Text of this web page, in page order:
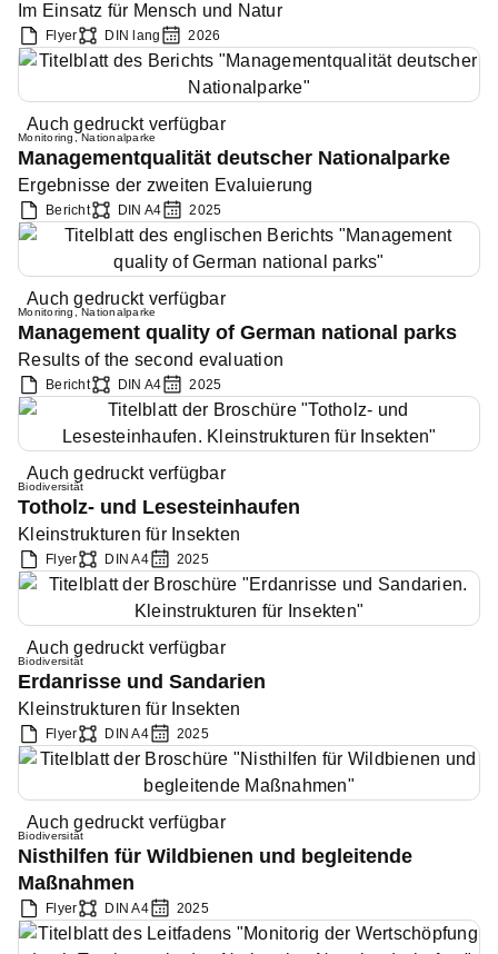
Im Einsatz für Mensch und Natur
Flyer DIN lang 2026
Auch gedruckt verfügbar
Monitoring , Nationalparke
Managementqualität deutscher Nationalparke
Ergebnisse der zweiten Evaluierung
Bericht DIN A4 2025
Auch gedruckt verfügbar
Monitoring , Nationalparke
Management quality of German national parks
Results of the second evaluation
Bericht DIN A4 2025
Auch gedruckt verfügbar
Biodiversität
Totholz- und Lesesteinhaufen
Kleinstrukturen für Insekten
Flyer DIN A4 2025
Auch gedruckt verfügbar
Biodiversität
Erdanrisse und Sandarien
Kleinstrukturen für Insekten
Flyer DIN A4 2025
Auch gedruckt verfügbar
Biodiversität
Nisthilfen für Wildbienen und begleitende
Maßnahmen
Flyer DIN A4 2025